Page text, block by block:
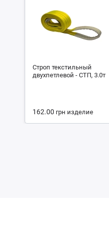
Строп текстильный
двухпетлевой - СТП, 3.0т
162.00 грн изделие